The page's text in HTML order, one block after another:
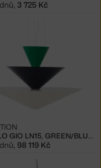
, 3 725 Kč
SVÍTIDLO GIO LN15, GREEN/BLUE/WHITE
98 119 Kč